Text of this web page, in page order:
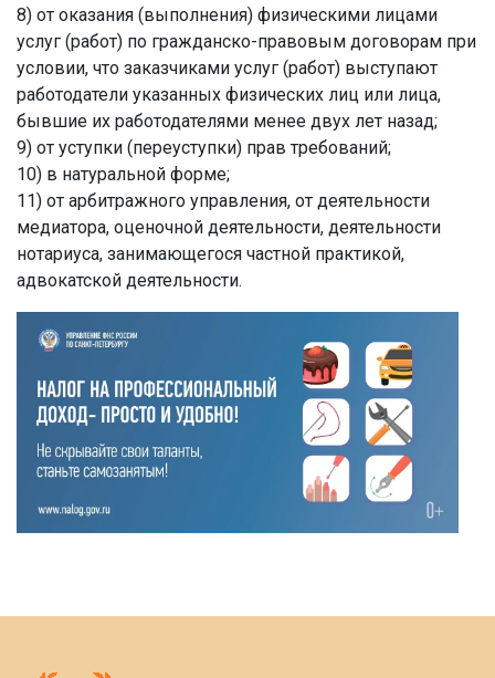
8) от оказания (выполнения) физическими лицами
услуг (работ) по гражданско-правовым договорам при
условии, что заказчиками услуг (работ) выступают
работодатели указанных физических лиц или лица,
бывшие их работодателями менее двух лет назад;
9) от уступки (переуступки) прав требований;
10) в натуральной форме;
11) от арбитражного управления, от деятельности
медиатора, оценочной деятельности, деятельности
нотариуса, занимающегося частной практикой,
адвокатской деятельности.